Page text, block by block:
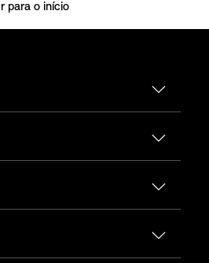
Ir para o início